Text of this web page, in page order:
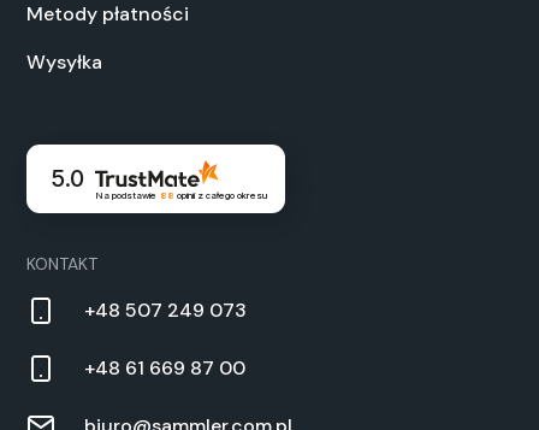
Metody płatności
Wysyłka
5.0
Na podstawie 88 opinii z całego okresu
KONTAKT
+48 507 249 073
+48 61 669 87 00